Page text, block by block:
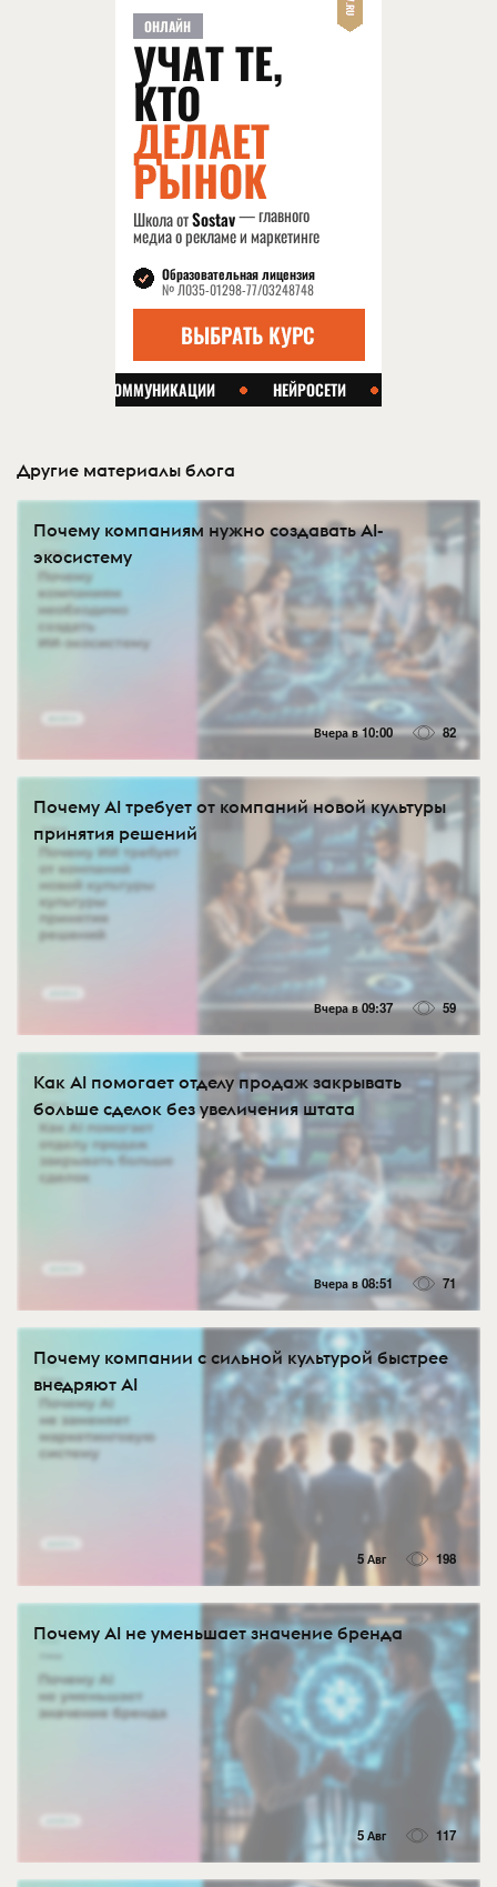
Другие материалы блога
Почему компаниям нужно создавать AI-
экосистему
Вчера в 10:00 82
Почему AI требует от компаний новой культуры
принятия решений
Вчера в 09:37 59
Как AI помогает отделу продаж закрывать
больше сделок без увеличения штата
Вчера в 08:51 71
Почему компании с сильной культурой быстрее
внедряют AI
5 Авг 198
Почему AI не уменьшает значение бренда
5 Авг 117